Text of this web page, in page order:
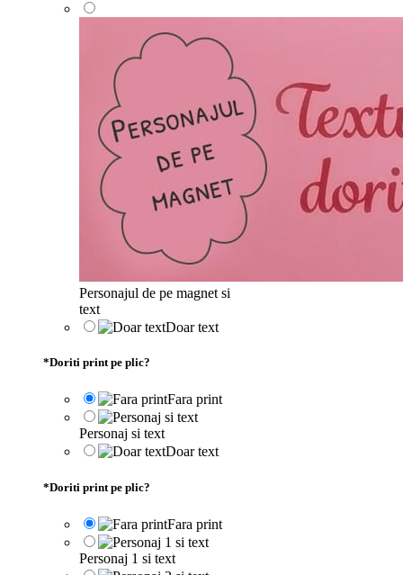
Personajul de pe magnet si
text
Doar text
*Doriti print pe plic?
Fara print
Personaj si text
Doar text
*Doriti print pe plic?
Fara print
Personaj 1 si text